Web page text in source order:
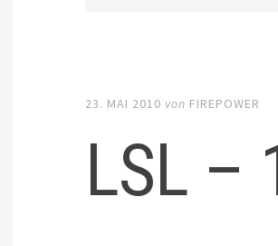
23. MAI 2010 von FIREPOWER
LSL –